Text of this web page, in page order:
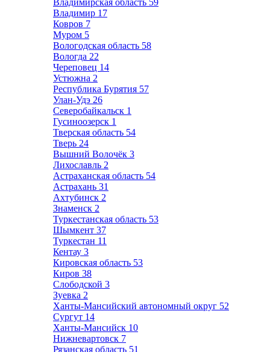
Владимирская область 59
Владимир 17
Ковров 7
Муром 5
Вологодская область 58
Вологда 22
Череповец 14
Устюжна 2
Республика Бурятия 57
Улан-Удэ 26
Северобайкальск 1
Гусиноозерск 1
Тверская область 54
Тверь 24
Вышний Волочёк 3
Лихославль 2
Астраханская область 54
Астрахань 31
Ахтубинск 2
Знаменск 2
Туркестанская область 53
Шымкент 37
Туркестан 11
Кентау 3
Кировская область 53
Киров 38
Слободской 3
Зуевка 2
Ханты-Мансийский автономный округ 52
Сургут 14
Ханты-Мансийск 10
Нижневартовск 7
Рязанская область 51